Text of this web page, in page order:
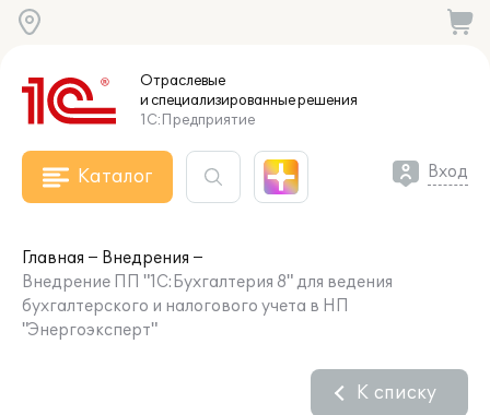
Отраслевые
и специализированныерешения
1С:Предприятие
Каталог Вход
Главная
Внедрения
Внедрение ПП "1С:Бухгалтерия 8" для ведения
бухгалтерского и налогового учета в НП
"Энергоэксперт"
К списку